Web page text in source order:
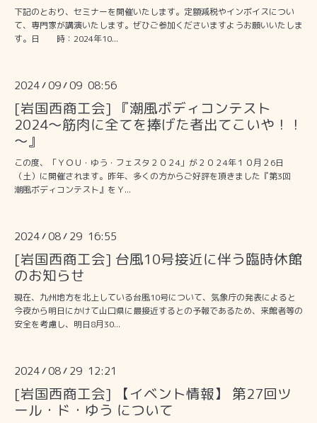
下記のとおり、セミナーを開催いたします。定額減税やインボイスについ
て、専門家が講演いたします。ぜひご参加くださいますようお願いいたしま
す。日 時：2024年10...
2024/09/09 08:56
[岩国西商工会] 『潮風ボディコンテスト
2024～筋肉に全てを捧げた者出てこいや！！
～』
この度、「ＹＯＵ・ゆう・フェスタ２０２4」が２０２4年１０月２6日
（土）に開催されます。昨年、多くの方からご好評を頂きました『第3回
潮風ボディコンテスト』をＹ...
2024/08/ 29 16:55
[岩国西商工会] 台風10号接近に伴う臨時休館
のお知らせ
現在、九州地方を北上している台風10号について、気象庁の発表によると
今夜から明日にかけて山口県に最接近するとの予報であるため、来館者等の
安全を考慮し、明日8月30...
2024/08/ 29 12:21
[岩国西商工会] 【イベント情報】 第27回ツ
ール・ド・ゆう について